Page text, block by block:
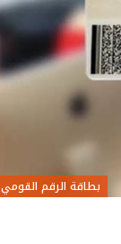
بطاقة الرقم القومي